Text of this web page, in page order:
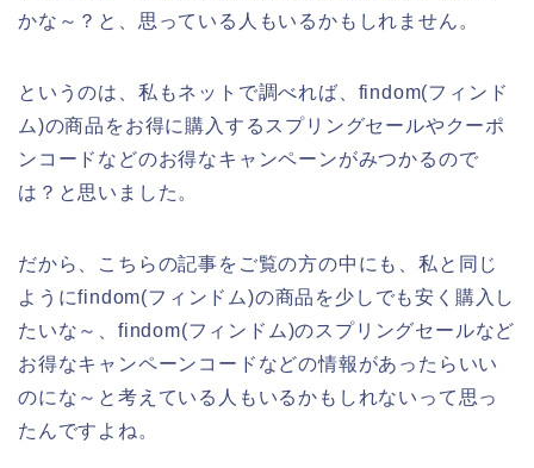
かな～？と、思っている人もいるかもしれません。
というのは、私もネットで調べれば、findom(フィンド
ム)の商品をお得に購入するスプリングセールやクーポ
ンコードなどのお得なキャンペーンがみつかるので
は？と思いました。
だから、こちらの記事をご覧の方の中にも、私と同じ
ようにfindom(フィンドム)の商品を少しでも安く購入し
たいな～、findom(フィンドム)のスプリングセールなど
お得なキャンペーンコードなどの情報があったらいい
のにな～と考えている人もいるかもしれないって思っ
たんですよね。